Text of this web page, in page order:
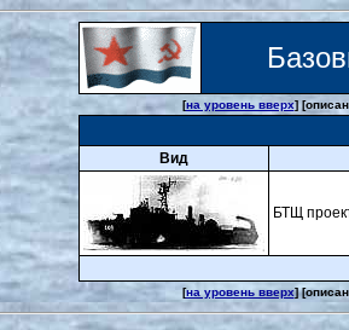
[на уровень вверх]
Вид
БТЩ
[на уровень вверх]